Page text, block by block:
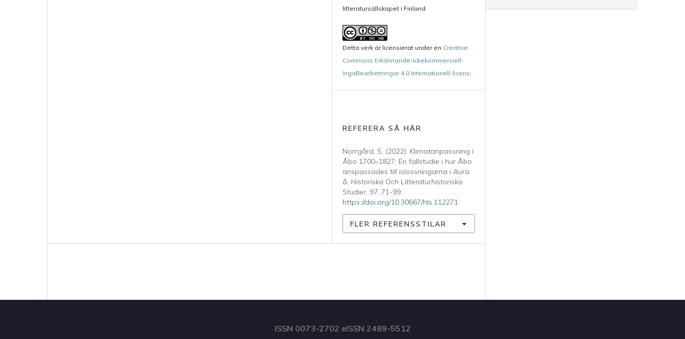
litteratursällskapet i Finland
Detta verk är licensierat under en Creative
Commons Erkännande-Ickekommersiell-
IngaBearbetningar 4.0 Internationell-licens.
REFERERA SÅ HÄR
Norrgård, S. (2022). Klimatanpassning i
Åbo 1700–1827: En fallstudie i hur Åbo
anspassades till islossningarna i Aura
å. Historiska Och Litteraturhistoriska
Studier, 97, 71-99.
https://doi.org/10.30667/hls.112271
FLER REFERENSSTILAR
ISSN 0073-2702 eISSN 2489-5512